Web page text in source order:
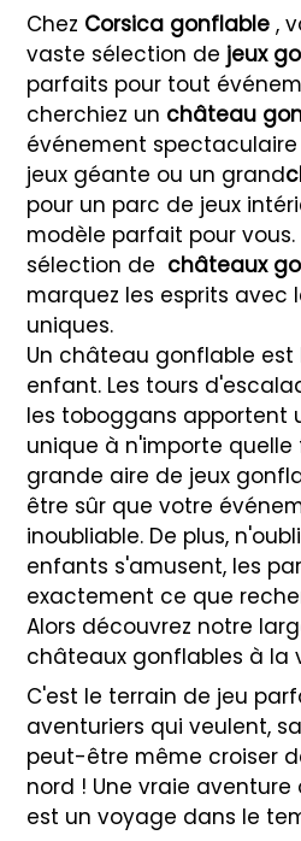
Chez Corsica gonflable ,
vaste sélection de jeux
parfaits pour tout
cherchiez un château
événement
jeux géante ou un grand
pour un parc de jeux
modèle parfait pour
sélection de châteaux
marquez les esprits avec
uniques.
Un château gonflable
enfant. Les tours
les toboggans apportent
unique à n'importe quelle
grande aire de jeux
être sûr que votre
inoubliable. De plus,
enfants s'amusent, les
exactement ce que
Alors découvrez notre
châteaux gonflables à la
C'est le terrain de jeu
aventuriers qui veulent,
peut-être même croiser
nord ! Une vraie
est un voyage dans le